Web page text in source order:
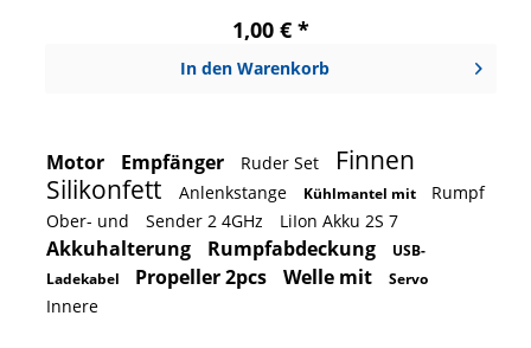
1,00 € *
In den Warenkorb
Motor Empfänger Ruder Set
Finnen
Silikonfett
Anlenkstange Kühlmantel mit
Rumpf
Ober- und
Sender 2 4GHz LiIon Akku 2S 7
Akkuhalterung Rumpfabdeckung
USB-
Ladekabel
Propeller 2pcs Welle mit Servo
Innere